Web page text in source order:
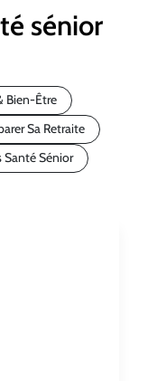
sénior
Bien-Être
Sa Retraite
Santé Sénior